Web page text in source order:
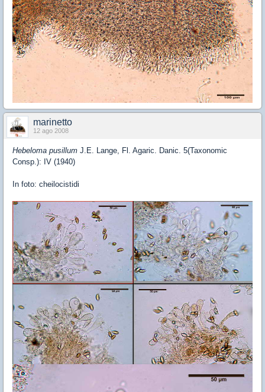
marinetto
12 ago 2008
Hebeloma pusillum J.E. Lange, Fl. Agaric. Danic. 5(Taxonomic
Consp.): IV (1940)
In foto: cheilocistidi